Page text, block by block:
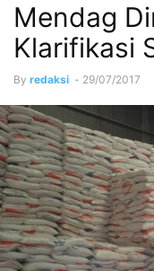
Mendag
Klarifikasi
By redaksi - 29/07/2017